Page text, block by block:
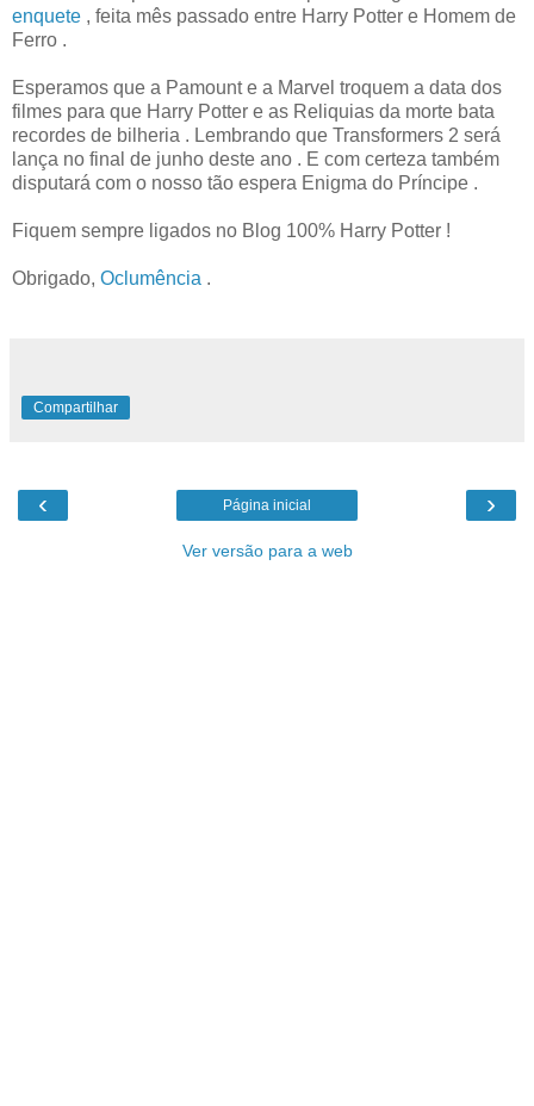
enquete , feita mês passado entre Harry Potter e Homem de
Ferro .
Esperamos que a Pamount e a Marvel troquem a data dos
filmes para que Harry Potter e as Reliquias da morte bata
recordes de bilheria . Lembrando que Transformers 2 será
lança no final de junho deste ano . E com certeza também
disputará com o nosso tão espera Enigma do Príncipe .
Fiquem sempre ligados no Blog 100% Harry Potter !
Obrigado, Oclumência .
Compartilhar
‹ ›
Página inicial
Ver versão para a web